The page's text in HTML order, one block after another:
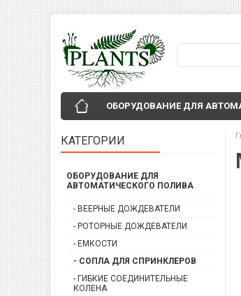
ОБОРУДОВАНИЕ ДЛЯ
КАТЕГОРИИ
ОБОРУДОВАНИЕ ДЛЯ
АВТОМАТИЧЕСКОГО ПОЛИВА
- ВЕЕРНЫЕ ДОЖДЕВАТЕЛИ
- РОТОРНЫЕ ДОЖДЕВАТЕЛИ
- ЕМКОСТИ
- СОПЛА ДЛЯ СПРИНКЛЕРОВ
- ГИБКИЕ СОЕДИНИТЕЛЬНЫЕ
КОЛЕНА